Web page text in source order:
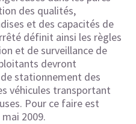
des qualités,
et des capacités de
définit ainsi les règles
et de surveillance de
devront
stationnement des
véhicules transportant
Pour ce faire est
2009.